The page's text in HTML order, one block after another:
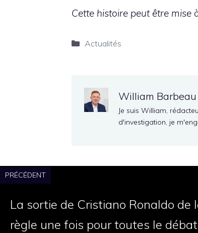
Cette histoire peut être mise
Catégories
Actualités
William Barbeau
Je suis William,
d'investigation, je
PRÉCÉDENT
La sortie de Cristiano Ronaldo de
règle une fois pour toutes le